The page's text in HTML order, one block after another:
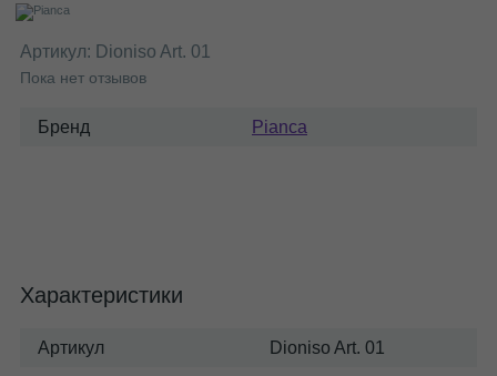
Артикул: Dioniso Art. 01
Пока нет отзывов
Бренд Pianca
Характеристики
Артикул Dioniso Art. 01